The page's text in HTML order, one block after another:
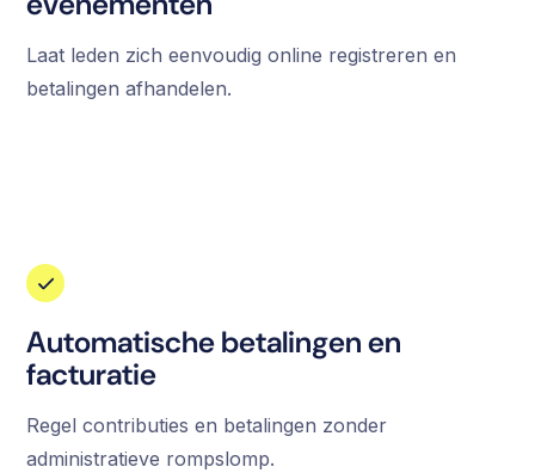
Laat leden zich eenvoudig online registreren en
betalingen afhandelen.
Automatische betalingen en
facturatie
Regel contributies en betalingen zonder
administratieve rompslomp.